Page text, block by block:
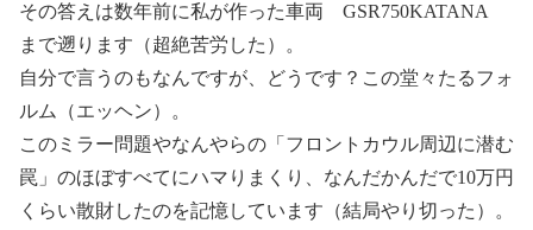
その答えは数年前に私が作った車両 GSR750KATANA
まで遡ります（超絶苦労した）。
自分で言うのもなんですが、どうです？この堂々たるフォ
ルム（エッヘン）。
このミラー問題やなんやらの「フロントカウル周辺に潜む
罠」のほぼすべてにハマりまくり、なんだかんだで10万円
くらい散財したのを記憶しています（結局やり切った）。